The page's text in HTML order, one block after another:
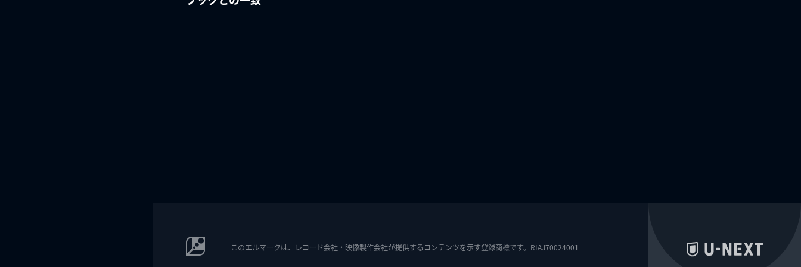
このエルマークは、レコード会社・映像製作会社が提供するコンテンツを示す登録商標です。RIAJ70024001